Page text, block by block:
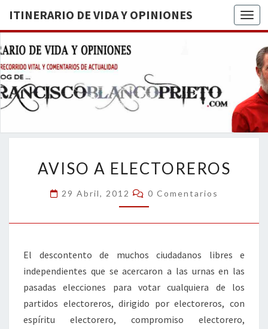
ITINERARIO DE VIDA Y OPINIONES
DE
BREVE
RECORRIDO
VITAL Y
ACTUALIDAD
A
ELECTOREROS
AVISO A ELECTOREROS
29 Abril, 2012 Comentarios
0 Comentarios
El descontento de muchos ciudadanos libres e
independientes que se acercaron a las urnas en las
pasadas elecciones para votar cualquiera de los
partidos electoreros, dirigido por electoreros, con
espíritu electorero, compromiso electorero,